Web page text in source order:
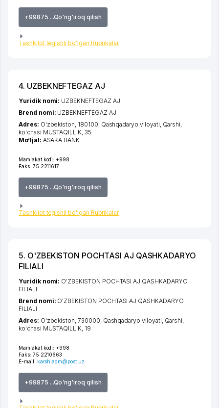
+99875 ...Qo'ng'iroq qilish
Tashkilot tegishli bo'lgan Rubrikalar
4. UZBEKNEFTEGAZ AJ
Mamlakat kodi: +998
Faks: 75 2211617
+99875 ...Qo'ng'iroq qilish
Tashkilot tegishli bo'lgan Rubrikalar
Yuridik nomi: UZBEKNEFTEGAZ AJ
Brend nomi: UZBEKNEFTEGAZ AJ
Adres: O'zbekiston, 180100, Qashqadaryo viloyati Qarshi
ko'chasi MUSTAQILLIK , 35
Mo‘ljal: ASAKA BANK
5. O'ZBEKISTON POCHTASI AJ QASHKADARYO
FILIALI
Mamlakat kodi: +998
Faks: 75 2210663
E-mail: karshiadm@post.uz
+99875 ...Qo'ng'iroq qilish
Yuridik nomi: O'ZBEKISTON POCHTASI AJ QASHKADARYO
FILIALI
Brend nomi: O'ZBEKISTON POCHTASI AJ QASHKADARYO
FILIALI
Adres: O'zbekiston, 730000, Qashqadaryo viloyati Qarshi
ko'chasi MUSTAQILLIK , 19